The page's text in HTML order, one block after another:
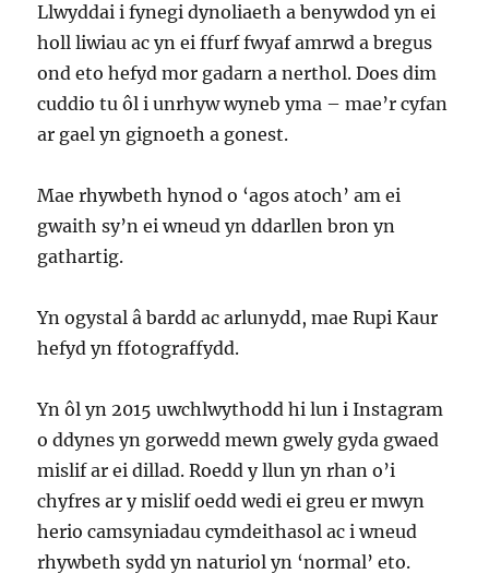
Llwyddai i fynegi dynoliaeth a benywdod yn ei
holl liwiau ac yn ei ffurf fwyaf amrwd a bregus
ond eto hefyd mor gadarn a nerthol. Does dim
cuddio tu ôl i unrhyw wyneb yma – mae’r cyfan
ar gael yn gignoeth a gonest.
Mae rhywbeth hynod o ‘agos atoch’ am ei
gwaith sy’n ei wneud yn ddarllen bron yn
gathartig.
Yn ogystal â bardd ac arlunydd, mae Rupi Kaur
hefyd yn ffotograffydd.
Yn ôl yn 2015 uwchlwythodd hi lun i Instagram
o ddynes yn gorwedd mewn gwely gyda gwaed
mislif ar ei dillad. Roedd y llun yn rhan o’i
chyfres ar y mislif oedd wedi ei greu er mwyn
herio camsyniadau cymdeithasol ac i wneud
rhywbeth sydd yn naturiol yn ‘normal’ eto.